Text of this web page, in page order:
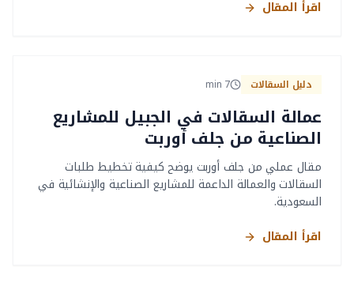
اقرأ المقال
دليل السقالات 7
عمالة السقالات في الجبيل للمشاريع
الصناعية من جلف أوربت
مقال عملي من جلف أوربت يوضح كيفية تخطيط طلبات
السقالات والعمالة الداعمة للمشاريع الصناعية والإنشائية في
السعودية.
اقرأ المقال